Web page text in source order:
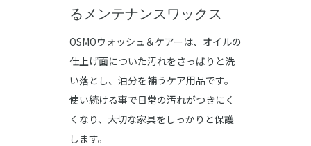
るメンテナンスワックス
OSMOウォッシュ＆ケアーは、オイルの
仕上げ面についた汚れをさっぱりと洗
い落とし、油分を補うケア用品です。
使い続ける事で日常の汚れがつきにく
くなり、大切な家具をしっかりと保護
します。